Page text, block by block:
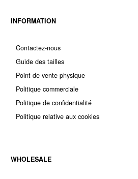
INFORMATION
Contactez-nous
Guide des tailles
Point de vente physique
Politique commerciale
Politique de confidentialité
Politique relative aux cookies
WHOLESALE